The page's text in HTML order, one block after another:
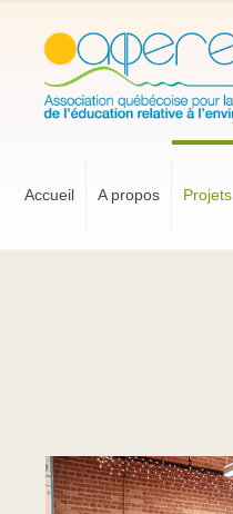
Accueil A propos Projets